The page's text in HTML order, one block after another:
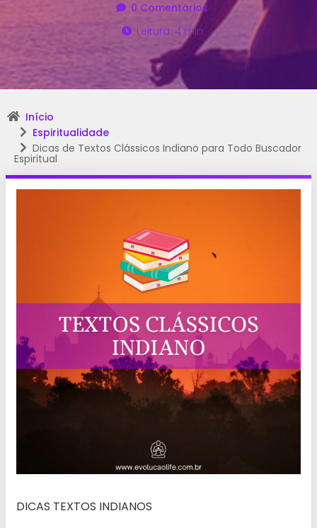
0 Comentários
Leitura: 4 min
Início
Espiritualidade
Dicas de Textos Clássicos Indiano para Todo Buscador
Espiritual
DICAS TEXTOS INDIANOS